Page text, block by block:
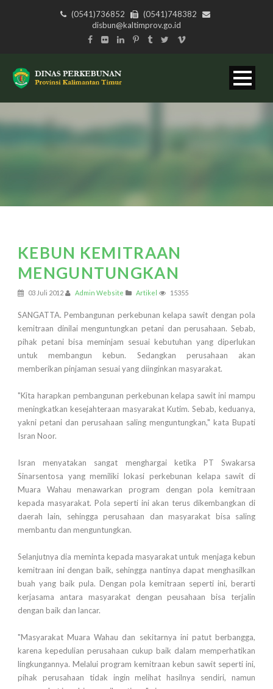
(0541)736852
(0541)748382
disbun@kaltimprov.go.id
KEBUN KEMITRAAN
MENGUNTUNGKAN
03 Juli 2012 Admin Website Artikel 15355
SANGATTA. Pembangunan perkebunan kelapa sawit dengan pola
kemitraan dinilai menguntungkan petani dan perusahaan. Sebab,
pihak petani bisa meminjam sesuai kebutuhan yang diperlukan
untuk membangun kebun. Sedangkan perusahaan akan
memberikan pinjaman sesuai yang diinginkan masyarakat.
"Kita harapkan pembangunan perkebunan kelapa sawit ini mampu
meningkatkan kesejahteraan masyarakat Kutim. Sebab, keduanya,
yakni petani dan perusahaan saling menguntungkan," kata Bupati
Isran Noor.
Isran menyatakan sangat menghargai ketika PT Swakarsa
Sinarsentosa yang memiliki lokasi perkebunan kelapa sawit di
Muara Wahau menawarkan program dengan pola kemitraan
kepada masyarakat. Pola seperti ini akan terus dikembangkan di
daerah lain, sehingga perusahaan dan masyarakat bisa saling
membantu dan menguntungkan.
Selanjutnya dia meminta kepada masyarakat untuk menjaga kebun
kemitraan ini dengan baik, sehingga nantinya dapat menghasilkan
buah yang baik pula. Dengan pola kemitraan seperti ini, berarti
kerjasama antara masyarakat dengan peusahaan bisa terjalin
dengan baik dan lancar.
"Masyarakat Muara Wahau dan sekitarnya ini patut berbangga,
karena kepedulian perusahaan cukup baik dalam memperhatikan
lingkungannya. Melalui program kemitraan kebun sawit seperti ini,
pihak perusahaan tidak ingin melihat hasilnya sendiri, namun